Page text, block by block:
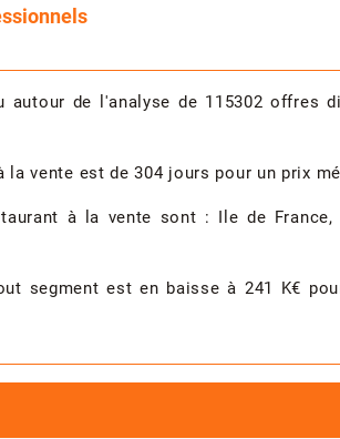
de l'analyse de 115302 offres
vente est de 304 jours pour un prix
à la vente sont : Ile de France,
segment est en baisse à 241 K€